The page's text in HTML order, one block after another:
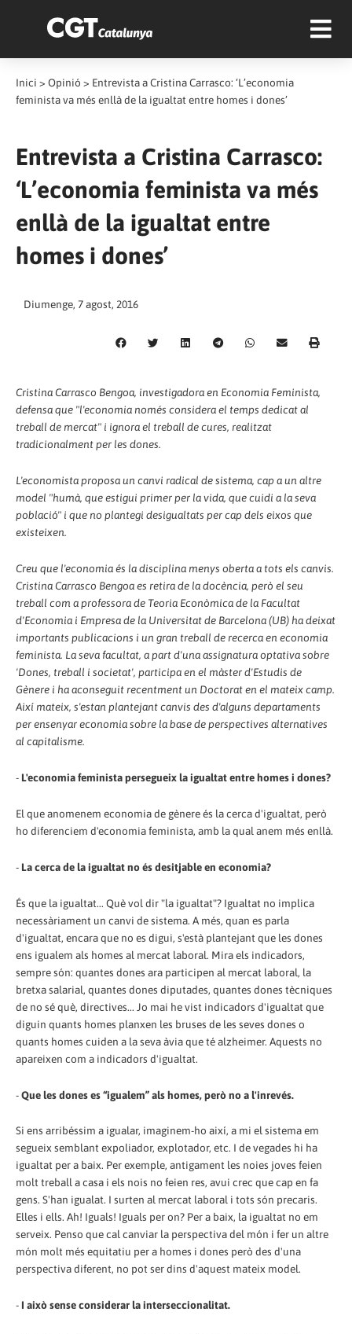
Inici > Opinió > Entrevista a Cristina Carrasco: ‘L’economia
feminista va més enllà de la igualtat entre homes i dones’
Entrevista a Cristina Carrasco:
‘L’economia feminista va més
enllà de la igualtat entre
homes i dones’
Diumenge, 7 agost, 2016
Cristina Carrasco Bengoa, investigadora en Economia Feminista,
defensa que "l'economia només considera el temps dedicat al
treball de mercat" i ignora el treball de cures, realitzat
tradicionalment per les dones.
L'economista proposa un canvi radical de sistema, cap a un altre
model "humà, que estigui primer per la vida, que cuidi a la seva
població" i que no plantegi desigualtats per cap dels eixos que
existeixen.
Creu que l'economia és la disciplina menys oberta a tots els canvis.
Cristina Carrasco Bengoa es retira de la docència, però el seu
treball com a professora de Teoria Econòmica de la Facultat
d'Economia i Empresa de la Universitat de Barcelona (UB) ha deixat
importants publicacions i un gran treball de recerca en economia
feminista. La seva facultat, a part d'una assignatura optativa sobre
'Dones, treball i societat', participa en el màster d'Estudis de
Gènere i ha aconseguit recentment un Doctorat en el mateix camp.
Així mateix, s'estan plantejant canvis des d'alguns departaments
per ensenyar economia sobre la base de perspectives alternatives
al capitalisme.
- L'economia feminista persegueix la igualtat entre homes i dones?
El que anomenem economia de gènere és la cerca d'igualtat, però
ho diferenciem d'economia feminista, amb la qual anem més enllà.
- La cerca de la igualtat no és desitjable en economia?
És que la igualtat... Què vol dir "la igualtat"? Igualtat no implica
necessàriament un canvi de sistema. A més, quan es parla
d'igualtat, encara que no es digui, s'està plantejant que les dones
ens igualem als homes al mercat laboral. Mira els indicadors,
sempre són: quantes dones ara participen al mercat laboral, la
bretxa salarial, quantes dones diputades, quantes dones tècniques
de no sé què, directives... Jo mai he vist indicadors d'igualtat que
diguin quants homes planxen les bruses de les seves dones o
quants homes cuiden a la seva àvia que té alzheimer. Aquests no
apareixen com a indicadors d'igualtat.
-Que les dones es “igualem” als homes, però no a l'inrevés.
Si ens arribéssim a igualar, imaginem-ho així, a mi el sistema em
segueix semblant expoliador, explotador, etc. I de vegades hi ha
igualtat per a baix. Per exemple, antigament les noies joves feien
molt treball a casa i els nois no feien res, avui crec que cap en fa
gens. S'han igualat. I surten al mercat laboral i tots són precaris.
Elles i ells. Ah! Iguals! Iguals per on? Per a baix, la igualtat no em
serveix. Penso que cal canviar la perspectiva del món i fer un altre
món molt més equitatiu per a homes i dones però des d'una
perspectiva diferent, no pot ser dins d'aquest mateix model.
- I això sense considerar la interseccionalitat.